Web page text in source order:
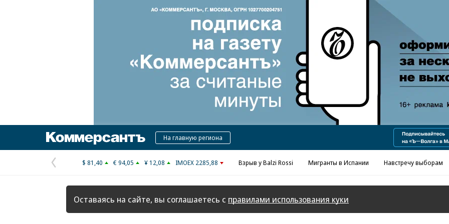
Реклама в «Ъ» www.kommersant.ru/ad
КоммерсантъНа главную региона
Предыдущая
страница
$ 81,40 € 94,05 ¥ 12,08 IMOEX 2285,88 Взрыв у Balzi Rossi Мигранты в Испании Навстречу выборам
Оставаясь на сайте, вы соглашаетесь с правилами использования куки